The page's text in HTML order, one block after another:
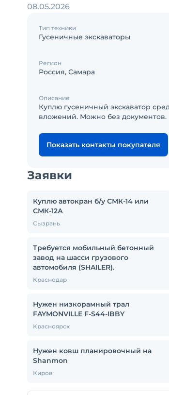
08.05.2026
Тип техники
Гусеничные экскаваторы
Регион
Россия, Самара
Описание
Куплю гусеничный экскаватор
вложений. Можно без документов.
Показать контакты покупателя
Заявки
Куплю автокран б/у СМК-14 или
СМК-12А
Сызрань
Требуется мобильный бетонный
завод на шасси грузового
автомобиля (SHAILER).
Краснодар
Нужен низкорамный трал
FAYMONVILLE F-S44-IBBY
Красноярск
Нужен ковш планировочный на
Shanmon
Киров